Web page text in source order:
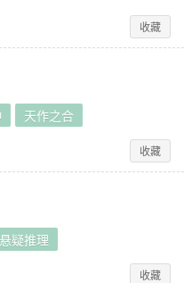
收藏
天作之合
收藏
悬疑推理
收藏